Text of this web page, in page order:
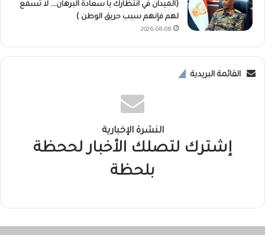
(الميدان في انتظارك يا سعادة البرهان…. لا تسمع
لهم فإنهم سبب حريق الوطن )
2026-08-08
القائمة البريدية
النشرة الإخبارية
إشترك لتصلك الأخبار لححظة
بلحظة